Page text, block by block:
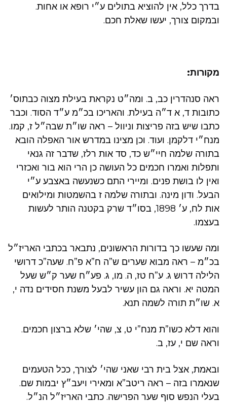
בדרך כלל, אין להוציא בתולים ע״י רופא או אחות.
ובמקום צורך, יעשו שאלת חכם.
מקורות:
ראה סנהדרין כב, ב. ומה״ט נקראת בעילת מצוה כבתוס׳
כתובות ד, א ד״ה בעילת. והאריכו בכ״מ ע״ד הסוד. וכבר
כתבו שיש בזה פריצות וניוול – ראה שו״ת שבה״ל ז, קמו.
מנח״י דלקמן. ועוד. וכן מצינו במדרש אור האפלה הובא
בתורה שלמה חיי״ש כד, סד אות רלז, שדבר זה גנאי
ותפלות ואמרו חכמים כל העושה כן הרי הוא בור ואכזרי
ואין לו בושת פנים. ומיירי התם כשנעשה באצבע ע״י
הבעל. ודון מינה. ובתורה שלמה ז בהשמטות ומילואים
אות לח, ע׳ 1898, בסו״ד שרק בקטנה הותר לעשות
בעצמו.
ומה שעשו כך בדורות הראשונים, נתבאר בכתבי האריז״ל
בכ״מ – ראה מבוא שערים ש”ה ח”א פ”ח. שעה”כ דרושי
הלילה דרוש ג. ע”ח טז, ה. מו, ג. פע״ח שער ק״ש שעל
המטה יא. וראה גם הון עשיר לבעל משנת חסידים נדה י,
א. שו״ת תורה לשמה תנא.
והוא דלא כשו”ת מנח”י ט, צ, שהי׳ שלא ברצון חכמים.
וראה שם י, עז, ב.
ובאמת, אצל בית רבי שאני שהי׳ לצורך, ככל הטעמים
שנאמרו בזה – ראה ריטב”א ומאירי ויעב״ץ יבמות שם.
בעלי הנפש סוף שער הפרישה. כתבי האריז״ל הנ״ל.